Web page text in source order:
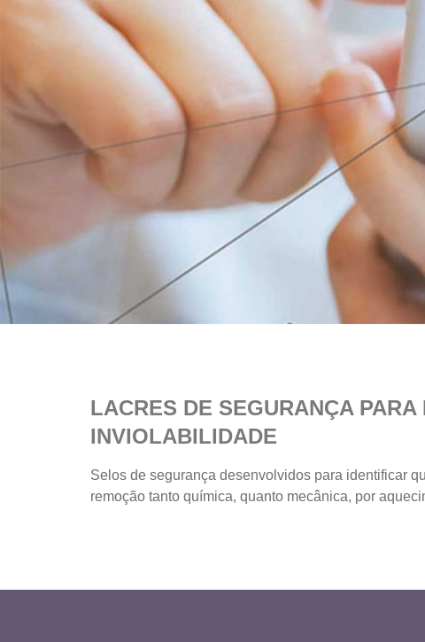
LACRES DE SEGURANÇA PARA
INVIOLABILIDADE
Selos de segurança desenvolvidos para identificar
remoção tanto química, quanto mecânica, por